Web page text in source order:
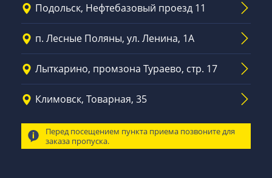
Подольск, Нефтебазовый проезд 11
п. Лесные Поляны, ул. Ленина, 1А
Лыткарино, промзона Тураево, стр. 17
Климовск, Товарная, 35
Перед посещением пункта приема позвоните для
заказа пропуска.